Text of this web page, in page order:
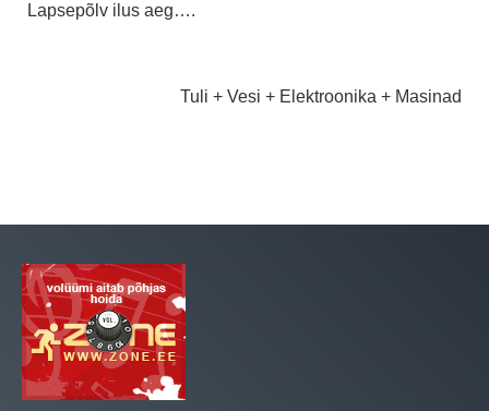
Lapsepõlv ilus aeg….
Tuli + Vesi + Elektroonika + Masinad